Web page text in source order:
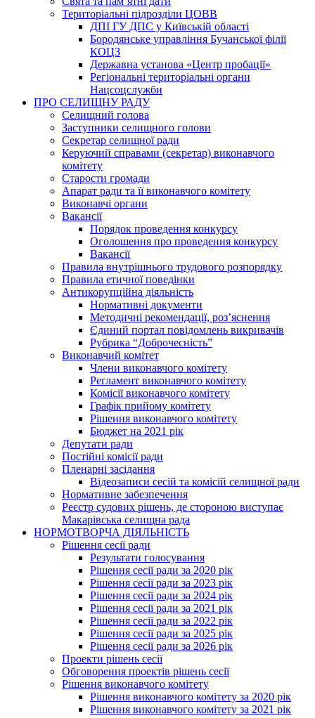
Територіальні підрозділи ЦОВВ
ДПІ ГУ ДПС у Київській області
Бородянське управління Бучанської філії
КОЦЗ
Державна установа «Центр пробації»
Регіональні територіальні органи
Нацсоцслужби
ПРО СЕЛИЩНУ РАДУ
Селищний голова
Заступники селищного голови
Секретар селищної ради
Керуючий справами (секретар) виконавчого
комітету
Старости громади
Апарат ради та її виконавчого комітету
Виконавчі органи
Вакансії
Порядок проведення конкурсу
Оголошення про проведення конкурсу
Вакансії
Правила внутрішнього трудового розпорядку
Правила етичної поведінки
Антикорупційна діяльність
Нормативні документи
Методичні рекомендації, роз’яснення
Єдиний портал повідомлень викривачів
Рубрика “Доброчесність”
Виконавчий комітет
Члени виконавчого комітету
Регламент виконавчого комітету
Комісії виконавчого комітету
Графік прийому комітету
Рішення виконавчого комітету
Бюджет на 2021 рік
Депутати ради
Постійні комісії ради
Пленарні засідання
Відеозаписи сесій та комісій селищної ради
Нормативне забезпечення
Реєстр судових рішень, де стороною виступає
Макарівська селищна рада
НОРМОТВОРЧА ДІЯЛЬНІСТЬ
Рішення сесії ради
Результати голосування
Рішення сесії ради за 2020 рік
Рішення сесії ради за 2023 рік
Рішення сесії ради за 2024 рік
Рішення сесії ради за 2021 рік
Рішення сесії ради за 2022 рік
Рішення сесії ради за 2025 рік
Рішення сесії ради за 2026 рік
Проекти рішень сесії
Обговорення проектів рішень сесії
Рішення виконавчого комітету
Рішення виконавчого комітету за 2020 рік
Рішення виконавчого комітету за 2021 рік